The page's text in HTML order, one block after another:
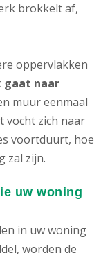
brokkelt af,
oppervlakken
gaat naar
muur eenmaal
vocht zich naar
voortduurt, hoe
zal zijn.
uw woning
in uw woning
worden de